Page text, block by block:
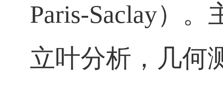
Paris-Saclay）。
立叶分析，几何